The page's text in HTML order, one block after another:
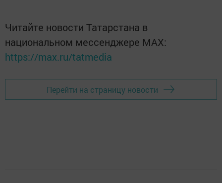
Читайте новости Татарстана в
национальном мессенджере MАХ:
https://max.ru/tatmedia
Перейти на страницу новости